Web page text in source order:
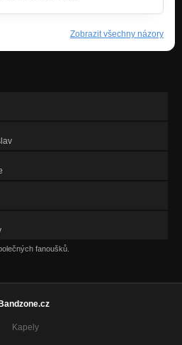
Zobrazit všechny názory
fanoušků.
Bandzone.cz
Kapely